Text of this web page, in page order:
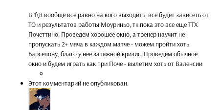
В 1\8 вообще все равно на кого выходить, все будет зависеть от
ТО и результатов работы Моуриньо, тк пока это все еще ТТХ
Почеттино. Проведем хорошее окно, а тренер научит не
пропускать 2+ мяча в каждом матче - можем пройти хоть
Барселону, благо у нее затяжной кризис. Проведем обычное
окно и будем играть как при Поче - вылетим хоть от Валенсии
Этот комментарий не опубликован.